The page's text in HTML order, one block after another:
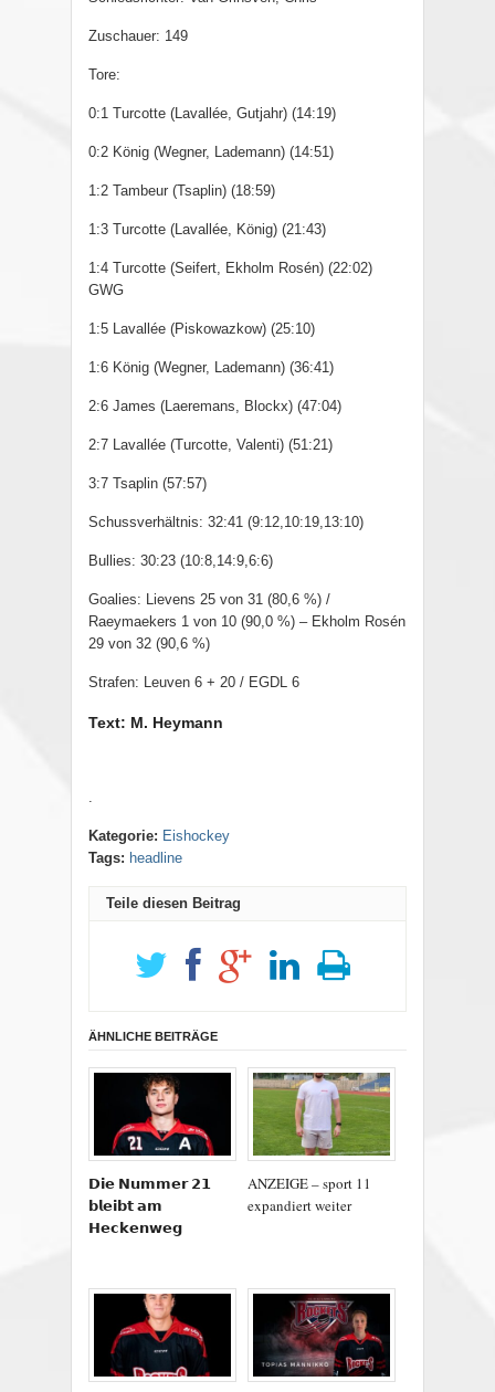
Zuschauer: 149
Tore:
0:1 Turcotte (Lavallée, Gutjahr) (14:19)
0:2 König (Wegner, Lademann) (14:51)
1:2 Tambeur (Tsaplin) (18:59)
1:3 Turcotte (Lavallée, König) (21:43)
1:4 Turcotte (Seifert, Ekholm Rosén) (22:02)
GWG
1:5 Lavallée (Piskowazkow) (25:10)
1:6 König (Wegner, Lademann) (36:41)
2:6 James (Laeremans, Blockx) (47:04)
2:7 Lavallée (Turcotte, Valenti) (51:21)
3:7 Tsaplin (57:57)
Schussverhältnis: 32:41 (9:12,10:19,13:10)
Bullies: 30:23 (10:8,14:9,6:6)
Goalies: Lievens 25 von 31 (80,6 %) /
Raeymaekers 1 von 10 (90,0 %) – Ekholm Rosén
29 von 32 (90,6 %)
Strafen: Leuven 6 + 20 / EGDL 6
Text: M. Heymann
.
Kategorie: Eishockey
Tags: headline
Teile diesen Beitrag
ÄHNLICHE BEITRÄGE
𝗗𝗶𝗲 𝗡𝘂𝗺𝗺𝗲𝗿 𝟮𝟭
𝗯𝗹𝗲𝗶𝗯𝘁 𝗮𝗺
𝗛𝗲𝗰𝗸𝗲𝗻𝘄𝗲𝗴
ANZEIGE – sport 11
expandiert weiter